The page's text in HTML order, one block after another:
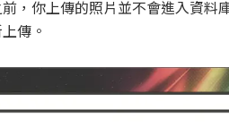
，你上傳的照片並不會進入資料
傳。